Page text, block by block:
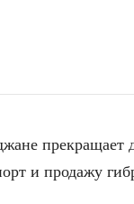
прекращает
и продажу